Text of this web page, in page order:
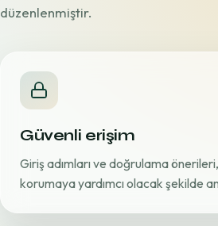
düzenlenmiştir.
Güvenli erişim
Giriş adımları ve doğrulama
korumaya yardımcı olacak şekilde